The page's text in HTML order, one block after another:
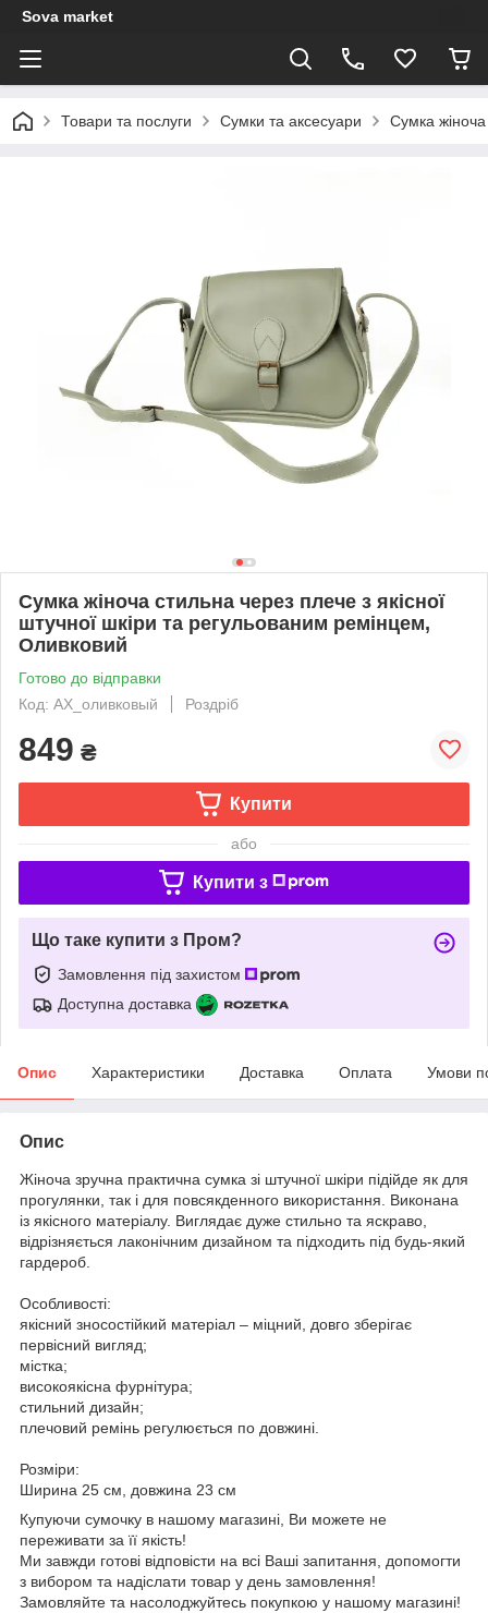
Sova market
Товари та послуги Сумки та аксесуари Сумка
Сумка жіноча стильна через плече з якісної
штучної шкіри та регульованим ремінцем,
Оливковий
Готово до відправки
Код: AX_оливковый
Роздріб
849 ₴
Купити
або
Купити з
Що таке купити з Пром?
Замовлення під захистом
Доступна доставка
Опис Характеристики Доставка Оплата Умови
Опис
Жіноча зручна практична сумка зі штучної шкіри підійде як для
прогулянки, так і для повсякденного використання. Виконана
із якісного матеріалу. Виглядає дуже стильно та яскраво,
відрізняється лаконічним дизайном та підходить під будь-який
гардероб.
Особливості:
якісний зносостійкий матеріал – міцний, довго зберігає
первісний вигляд;
містка;
високоякісна фурнітура;
стильний дизайн;
плечовий ремінь регулюється по довжині.
Розміри:
Ширина 25 см, довжина 23 см
Купуючи сумочку в нашому магазині, Ви можете не
переживати за її якість!
Ми завжди готові відповісти на всі Ваші запитання, допомогти
з вибором та надіслати товар у день замовлення!
Замовляйте та насолоджуйтесь покупкою у нашому магазині!